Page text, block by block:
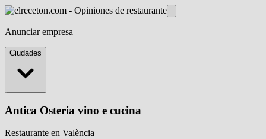
Anunciar empresa
Ciudades
Antica Osteria vino e cucina
Restaurante en València